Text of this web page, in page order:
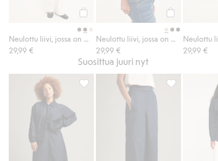
29,99 €
29,99 €
29,99 €
Suosittua juuri nyt
Barrel-denimhame, Lisää suosikkeihin
Pull-on-farkut